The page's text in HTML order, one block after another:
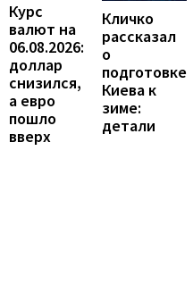
Курс
валют на
06.08.2026:
доллар
снизился,
а евро
пошло
вверх
Кличко
рассказал
о
подготовке
Киева к
зиме:
детали